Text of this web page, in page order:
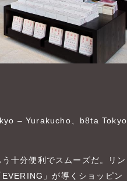
– Yurakucho、b8ta Tokyo
十分便利でスムーズだ。リン
」が導くショッピン